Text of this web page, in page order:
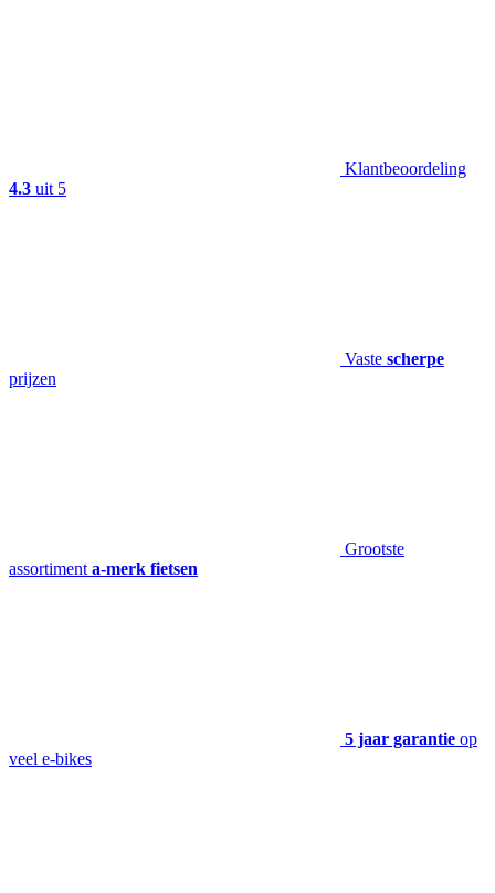
Klantbeoordeling
4.3 uit 5
Vaste scherpe
prijzen
Grootste
assortiment a-merk fietsen
5 jaar garantie op
veel e-bikes